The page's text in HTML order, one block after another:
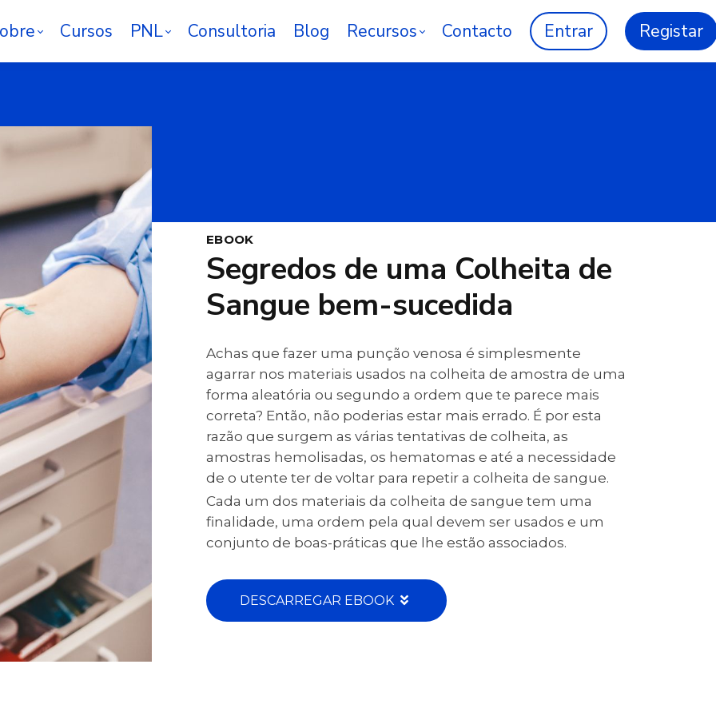
Cursos PNL Consultoria Blog Recursos Contacto Entrar Registar
EBOOK
Segredos de uma Colheita de
Sangue bem-sucedida
Achas que fazer uma punção venosa é simplesmente
agarrar nos materiais usados na colheita de amostra de uma
forma aleatória ou segundo a ordem que te parece mais
correta? Então, não poderias estar mais errado. É por esta
razão que surgem as várias tentativas de colheita, as
amostras hemolisadas, os hematomas e até a necessidade
de o utente ter de voltar para repetir a colheita de sangue.
Cada um dos materiais da colheita de sangue tem uma
finalidade, uma ordem pela qual devem ser usados e um
conjunto de boas-práticas que lhe estão associados.
DESCARREGAR EBOOK